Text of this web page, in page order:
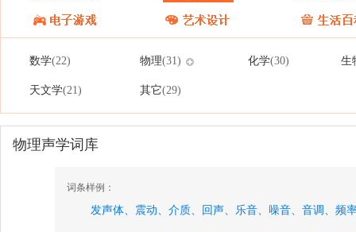
数学(22) 物理(31) 化学(30) 生
天文学(21) 其它(29)
物理声学词库
词条样例：
发声体、 震动、 介质、 回声、 乐音、 噪音、 音调、 频